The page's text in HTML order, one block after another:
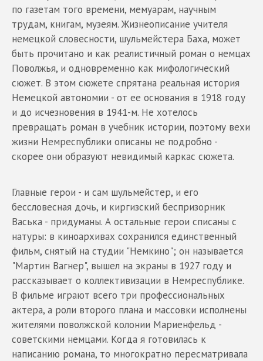
по газетам того времени, мемуарам, научным
трудам, книгам, музеям. Жизнеописание учителя
немецкой словесности, шульмейстера Баха, может
быть прочитано и как реалистичный роман о немцах
Поволжья, и одновременно как мифологический
сюжет. В этом сюжете спрятана реальная история
Немецкой автономии - от ее основания в 1918 году
и до исчезновения в 1941-м. Не хотелось
превращать роман в учебник истории, поэтому вехи
жизни Немреспублики описаны не подробно -
скорее они образуют невидимый каркас сюжета.
Главные герои - и сам шульмейстер, и его
бессловесная дочь, и киргизский беспризорник
Васька - придуманы. А остальные герои списаны с
натуры: в киноархивах сохранился единственный
фильм, снятый на студии "Немкино"; он называется
"Мартин Вагнер", вышел на экраны в 1927 году и
рассказывает о коллективизации в Немреспублике.
В фильме играют всего три профессиональных
актера, а роли второго плана и массовки исполнены
жителями поволжской колонии Мариенфельд -
советскими немцами. Когда я готовилась к
написанию романа, то многократно пересматривала